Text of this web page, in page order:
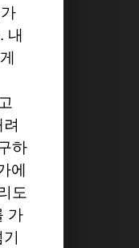
. 내
하
에
도
가